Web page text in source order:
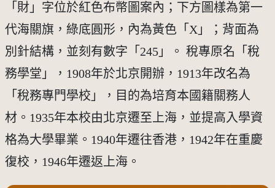
「財」字位於紅色布幣圖案內；下方圖樣為第一
代海關旗，綠底圓形，內為黃色「X」；背面為
別針結構，並刻有數字「245」。 稅專原名「稅
務學堂」，1908年於北京開辦，1913年改名為
「稅務專門學校」，目的為培育本國籍關務人
材。1935年本校由北京遷至上海，並提高入學資
格為大學畢業。1940年遷往香港，1942年在重慶
復校，1946年遷返上海。